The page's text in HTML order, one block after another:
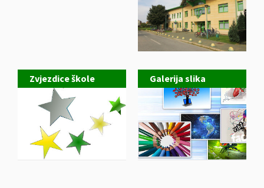
Zvjezdice škole Galerija slika